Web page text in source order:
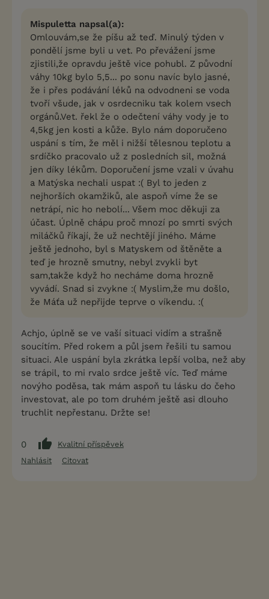
Mispuletta napsal(a):
Omlouvám,se že píšu až teď. Minulý týden v
pondělí jsme byli u vet. Po převážení jsme
zjistili,že opravdu ještě vice pohubl. Z původní
váhy 10kg bylo 5,5... po sonu navíc bylo jasné,
že i přes podávání léků na odvodneni se voda
tvoří všude, jak v osrdecniku tak kolem vsech
orgánů.Vet. řekl že o odečtení váhy vody je to
4,5kg jen kosti a kůže. Bylo nám doporučeno
uspání s tím, že měl i nižší tělesnou teplotu a
srdíčko pracovalo už z posledních sil, možná
jen díky lékům. Doporučení jsme vzali v úvahu
a Matýska nechali uspat :( Byl to jeden z
nejhorších okamžiků, ale aspoň víme že se
netrápí, nic ho nebolí... Všem moc děkuji za
účast. Úplně chápu proč mnozí po smrti svých
miláčků říkají, že už nechtějí jiného. Máme
ještě jednoho, byl s Matyskem od štěněte a
teď je hrozně smutny, nebyl zvykli byt
sam,takže když ho necháme doma hrozně
vyvádí. Snad si zvykne :( Myslim,že mu došlo,
že Máťa už nepřijde teprve o víkendu. :(
Achjo, úplně se ve vaší situaci vidím a strašně
soucítím. Před rokem a půl jsem řešili tu samou
situaci. Ale uspání byla zkrátka lepší volba, než aby
se trápil, to mi rvalo srdce ještě víc. Teď máme
novýho poděsa, tak mám aspoň tu lásku do čeho
investovat, ale po tom druhém ještě asi dlouho
truchlit nepřestanu. Držte se!
0
Kvalitní příspěvek
Nahlásit
Citovat